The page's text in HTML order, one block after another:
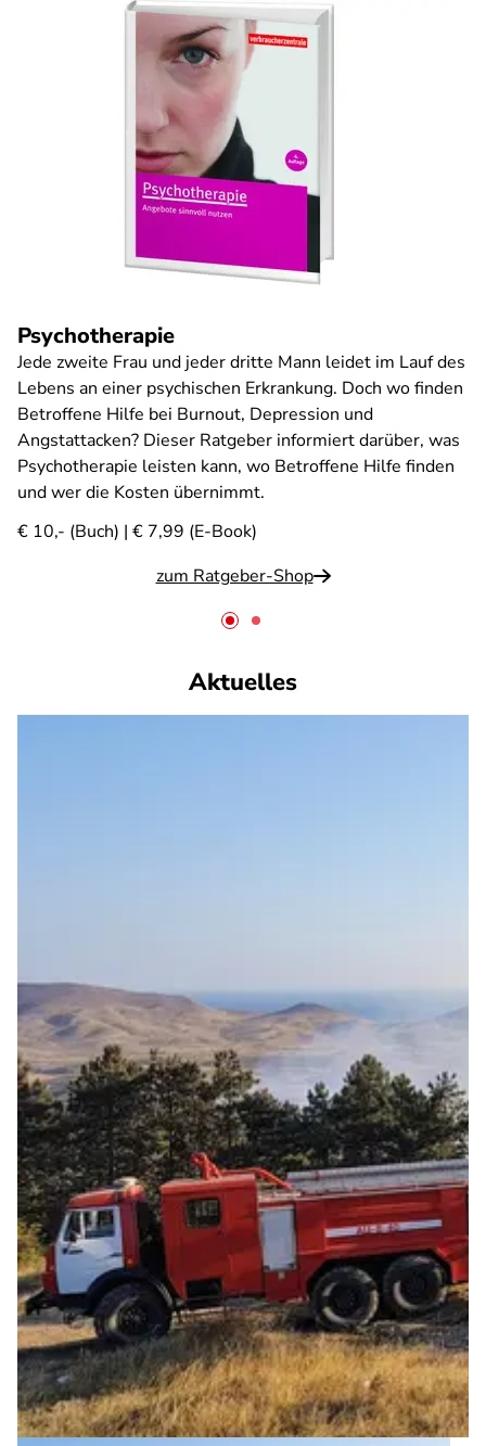
Psychotherapie
Jede zweite Frau und jeder dritte Mann leidet im Lauf des
Lebens an einer psychischen Erkrankung. Doch wo finden
Betroffene Hilfe bei Burnout, Depression und
Angstattacken? Dieser Ratgeber informiert darüber, was
Psychotherapie leisten kann, wo Betroffene Hilfe finden
und wer die Kosten übernimmt.
€ 10,- (Buch) | € 7,99 (E-Book)
zum Ratgeber-Shop
Aktuelles